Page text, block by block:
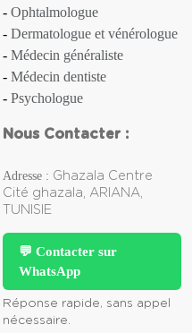
Ophtalmologue
Dermatologue et vénérologue
Médecin généraliste
Médecin dentiste
Psychologue
Nous Contacter :
Adresse : Ghazala Centre
Cité ghazala, ARIANA,
TUNISIE
💬 Contacter sur
WhatsApp
Réponse rapide, sans appel
nécessaire.